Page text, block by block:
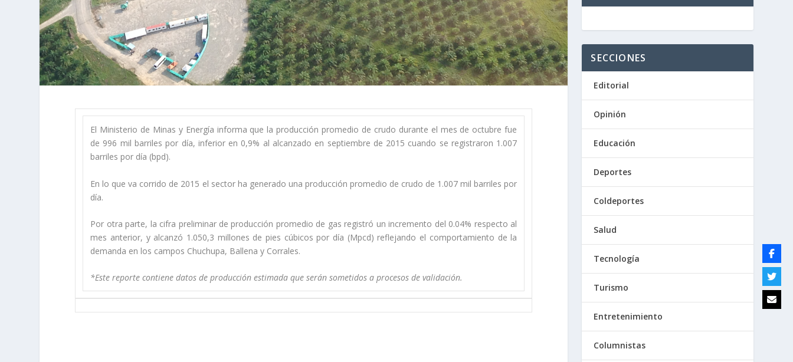
El Ministerio de Minas y Energía informa que la producción promedio de crudo durante el mes de octubre fue
de 996 mil barriles por día, inferior en 0,9% al alcanzado en septiembre de 2015 cuando se registraron 1.007
barriles por día (bpd).
En lo que va corrido de 2015 el sector ha generado una producción promedio de crudo de 1.007 mil barriles por
día.
Por otra parte, la cifra preliminar de producción promedio de gas registró un incremento del 0.04% respecto al
mes anterior, y alcanzó 1.050,3 millones de pies cúbicos por día (Mpcd) reflejando el comportamiento de la
demanda en los campos Chuchupa, Ballena y Corrales.
*Este reporte contiene datos de producción estimada que serán sometidos a procesos de validación.
SECCIONES
Editorial
Opinión
Educación
Deportes
Coldeportes
Salud
Tecnología
Turismo
Entretenimiento
Columnistas